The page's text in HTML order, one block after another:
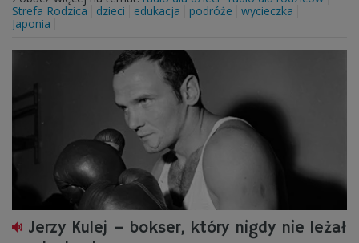
Strefa Rodzica
dzieci edukacja podróże
wycieczka
Japonia
Jerzy Kulej – bokser, który nigdy nie leżał